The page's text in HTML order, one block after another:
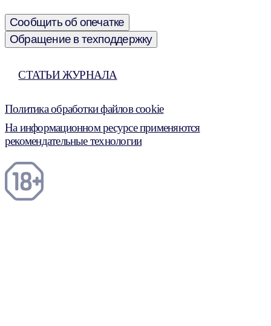
Сообщить об опечатке
Обращение в техподдержку
СТАТЬИ ЖУРНАЛА
Политика обработки файлов cookie
На информационном ресурсе применяются
рекомендательные технологии